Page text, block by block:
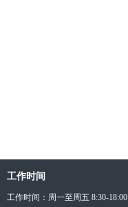
工作时间
工作时间：周一至周五 8:30-18:00